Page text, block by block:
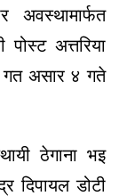
अवस्थामार्फत
अत्तरिया
गत असार ४ गते
ठेगाना भइ
दिपायल डोटी